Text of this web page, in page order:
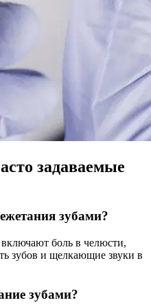
задаваемые
зубами?
боль в челюсти,
зубов и щелкающие звуки в
зубами?